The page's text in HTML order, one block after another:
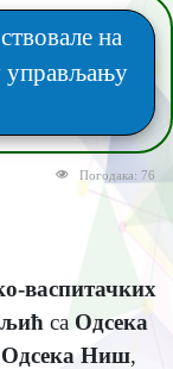
на
управљању
Погодака: 76
васпитачких
са Одсека
Одсека Ниш,